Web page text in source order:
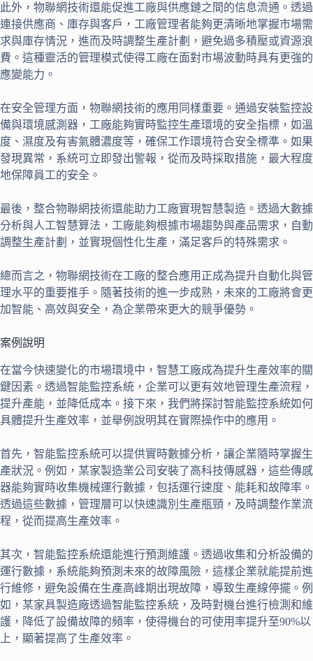
此外，物聯網技術還能促進工廠與供應鏈之間的信息流通。透過
連接供應商、庫存與客戶，工廠管理者能夠更清晰地掌握市場需
求與庫存情況，進而及時調整生產計劃，避免過多積壓或資源浪
費。這種靈活的管理模式使得工廠在面對市場波動時具有更強的
應變能力。
在安全管理方面，物聯網技術的應用同樣重要。通過安裝監控設
備與環境感測器，工廠能夠實時監控生產環境的安全指標，如溫
度、濕度及有害氣體濃度等，確保工作環境符合安全標準。如果
發現異常，系統可立即發出警報，從而及時採取措施，最大程度
地保障員工的安全。
最後，整合物聯網技術還能助力工廠實現智慧製造。透過大數據
分析與人工智慧算法，工廠能夠根據市場趨勢與產品需求，自動
調整生產計劃，並實現個性化生產，滿足客戶的特殊需求。
總而言之，物聯網技術在工廠的整合應用正成為提升自動化與管
理水平的重要推手。隨著技術的進一步成熟，未來的工廠將會更
加智能、高效與安全，為企業帶來更大的競爭優勢。
案例說明
在當今快速變化的市場環境中，智慧工廠成為提升生產效率的關
鍵因素。透過智能監控系統，企業可以更有效地管理生產流程，
提升產能，並降低成本。接下來，我們將探討智能監控系統如何
具體提升生產效率，並舉例說明其在實際操作中的應用。
首先，智能監控系統可以提供實時數據分析，讓企業隨時掌握生
產狀況。例如，某家製造業公司安裝了高科技傳感器，這些傳感
器能夠實時收集機械運行數據，包括運行速度、能耗和故障率。
透過這些數據，管理層可以快速識別生產瓶頸，及時調整作業流
程，從而提高生產效率。
其次，智能監控系統還能進行預測維護。透過收集和分析設備的
運行數據，系統能夠預測未來的故障風險，這樣企業就能提前進
行維修，避免設備在生產高峰期出現故障，導致生產線停擺。例
如，某家具製造廠透過智能監控系統，及時對機台進行檢測和維
護，降低了設備故障的頻率，使得機台的可使用率提升至90%以
上，顯著提高了生產效率。